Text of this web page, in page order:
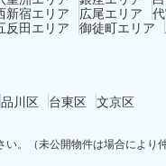
新宿エリア 広尾エリア
反田エリア 御徒町エリア
品川区 台東区 文京区
。（未公開物件は場合により